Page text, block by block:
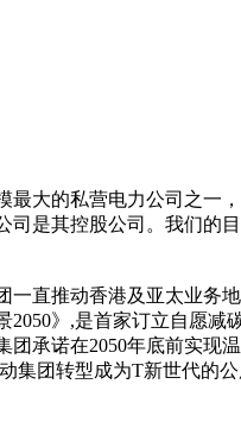
的私营电力公司之一，
司是其控股公司。我们的
一直推动香港及亚太业务
2050》,是首家订立自愿减
团承诺在2050年底前实现
集团转型成为T新世代的